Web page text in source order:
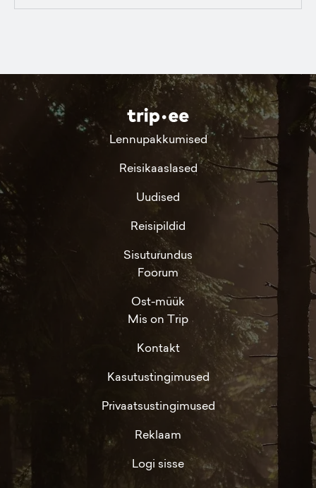
Lennupakkumised
Reisikaaslased
Uudised
Reisipildid
Sisuturundus
Foorum
Ost-müük
Mis on Trip
Kontakt
Kasutustingimused
Privaatsustingimused
Reklaam
Logi sisse